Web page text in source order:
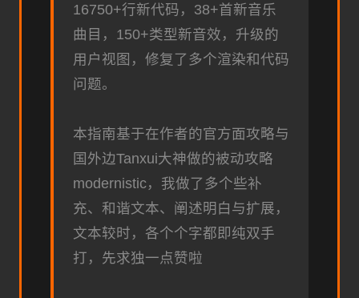
16750+行新代码，38+首新音乐
曲目，150+类型新音效，升级的
用户视图，修复了多个渲染和代码
问题。
本指南基于在作者的官方面攻略与
国外边Tanxui大神做的被动攻略
modernistic，我做了多个些补
充、和谐文本、阐述明白与扩展，
文本较时，各个个字都即纯双手
打，先求独一点赞啦